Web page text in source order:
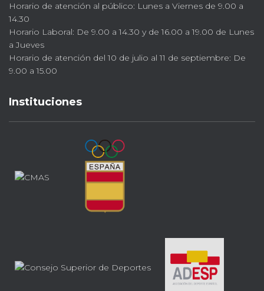
Horario de atención al público: Lunes a Viernes de 9.00 a
14.30
Horario Laboral: De 9.00 a 14.30 y de 16.00 a 19.00 de Lunes
a Jueves
Horario de atención del 10 de julio al 11 de septiembre: De
9.00 a 15.00
Instituciones